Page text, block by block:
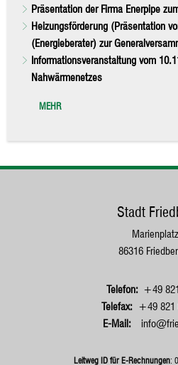
Präsentation der Firma Enerpipe
Heizungsförderung (Präsentation
(Energieberater) zur
Informationsveranstaltung vom
Nahwärmenetzes
MEHR
Stadt
86316
+49
+49 821
Leitweg ID für E-Rechnungen: